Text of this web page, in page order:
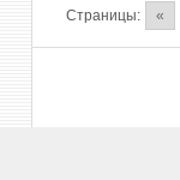
Страницы: «